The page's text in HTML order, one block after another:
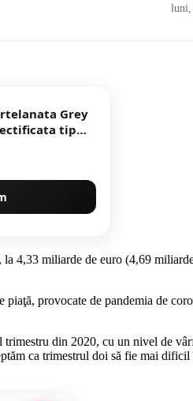
luni,
Grey
4,33 miliarde de euro (4,69
provocate de pandemia de
din 2020, cu un nivel de
ca trimestrul doi să fie mai